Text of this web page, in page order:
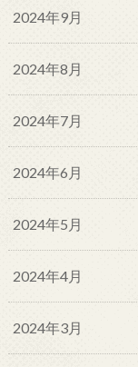
2024年9月
2024年8月
2024年7月
2024年6月
2024年5月
2024年4月
2024年3月